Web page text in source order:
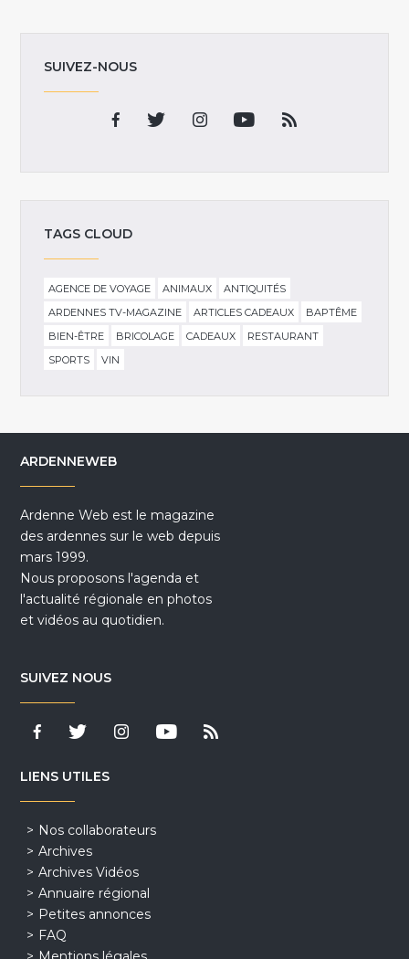
SUIVEZ-NOUS
TAGS CLOUD
AGENCE DE VOYAGE ANIMAUX
ANTIQUITÉS
ARDENNES TV-MAGAZINE
ARTICLES CADEAUX
BAPTÊME
BIEN-ÊTRE
BRICOLAGE CADEAUX
RESTAURANT
SPORTS
VIN
ARDENNEWEB
Ardenne Web est le magazine
des ardennes sur le web depuis
mars 1999.
Nous proposons l'agenda et
l'actualité régionale en photos
et vidéos au quotidien.
SUIVEZ NOUS
LIENS UTILES
Nos collaborateurs
Archives
Archives Vidéos
Annuaire régional
Petites annonces
FAQ